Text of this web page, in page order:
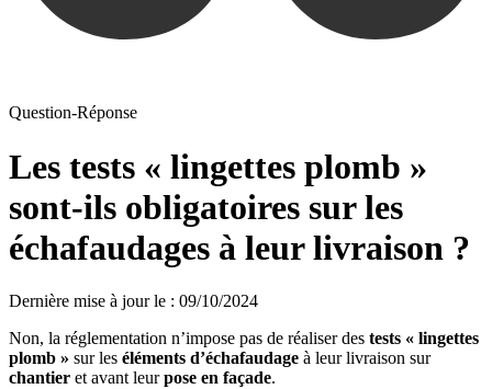
Question-Réponse
Les tests « lingettes plomb »
sont-ils obligatoires sur les
échafaudages à leur livraison ?
Dernière mise à jour le : 09/10/2024
Non, la réglementation n’impose pas de réaliser des tests « lingettes
plomb » sur les éléments d’échafaudage à leur livraison sur
chantier et avant leurpose en façade.